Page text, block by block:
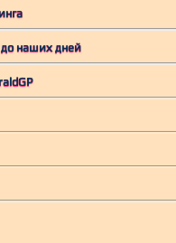
до наших дней